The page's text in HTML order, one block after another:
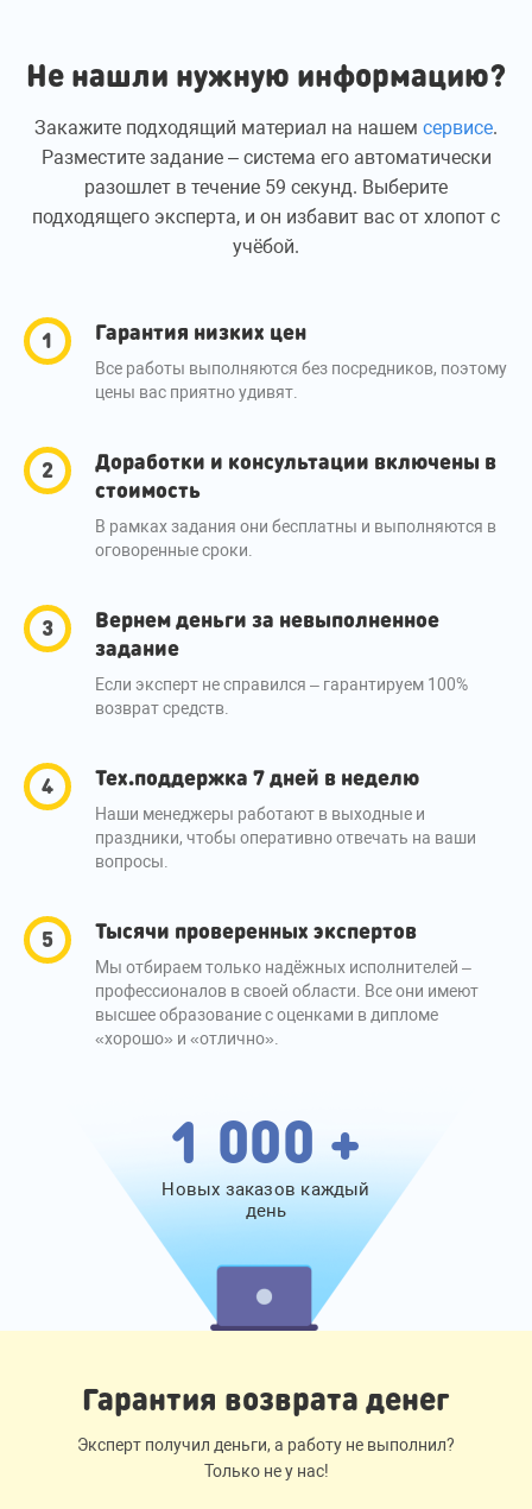
Не нашли нужную информацию?
Закажите подходящий материал на нашем сервисе.
Разместите задание – система его автоматически
разошлет в течение 59 секунд. Выберите
подходящего эксперта, и он избавит вас от хлопот с
учёбой.
Гарантия низких цен
Все работы выполняются без посредников, поэтому
цены вас приятно удивят.
Доработки и консультации включены в
стоимость
В рамках задания они бесплатны и выполняются в
оговоренные сроки.
Вернем деньги за невыполненное
задание
Если эксперт не справился – гарантируем 100%
возврат средств.
Тех.поддержка 7 дней в неделю
Наши менеджеры работают в выходные и
праздники, чтобы оперативно отвечать на ваши
вопросы.
Тысячи проверенных экспертов
Мы отбираем только надёжных исполнителей –
профессионалов в своей области. Все они имеют
высшее образование с оценками в дипломе
«хорошо» и «отлично».
1 000 +
Новых заказов каждый
день
Гарантия возврата денег
Эксперт получил деньги, а работу не выполнил?
Только не у нас!